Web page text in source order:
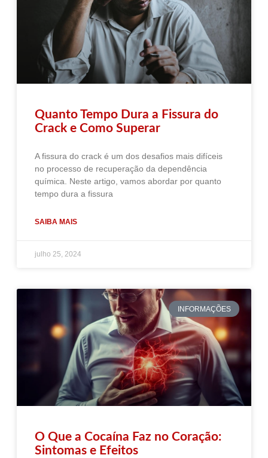
Quanto Tempo Dura a Fissura do
Crack e Como Superar
A fissura do crack é um dos desafios mais difíceis
no processo de recuperação da dependência
química. Neste artigo, vamos abordar por quanto
tempo dura a fissura
SAIBA MAIS
julho 25, 2024
INFORMAÇÕES
O Que a Cocaína Faz no Coração:
Sintomas e Efeitos